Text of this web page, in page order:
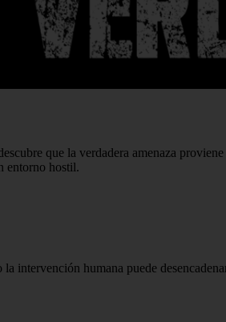
que la verdadera amenaza
entorno hostil.
humana puede